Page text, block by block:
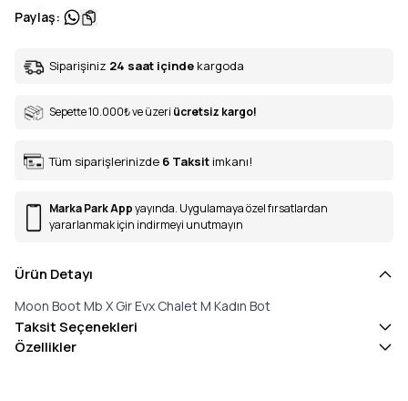
Paylaş:
Siparişiniz 24 saat içinde kargoda
Sepette 10.000₺ve üzeri ücretsiz kargo!
Tüm siparişlerinizde 6 Taksit imkanı!
Marka Park Appyayında. Uygulamaya özel fırsatlardan
yararlanmak için indirmeyi unutmayın
Ürün Detayı
Moon Boot Mb X Gir Evx Chalet M Kadın Bot
Taksit Seçenekleri
Özellikler